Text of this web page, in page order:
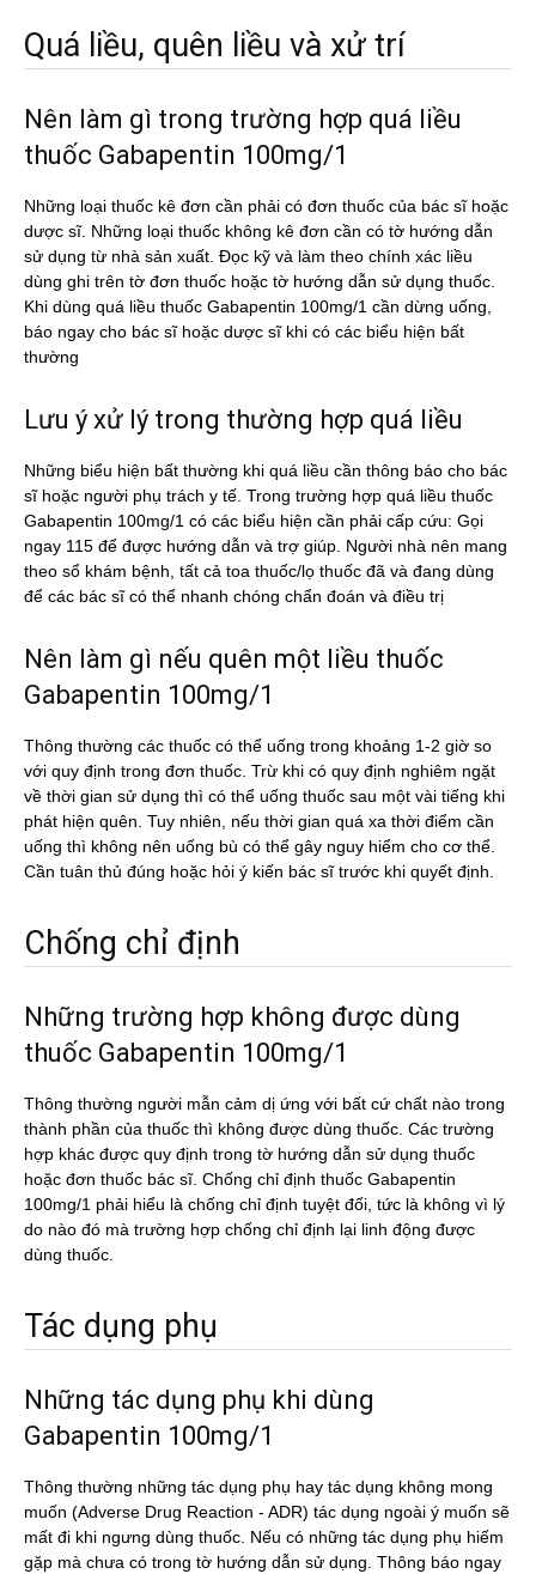
Quá liều, quên liều và xử trí
Nên làm gì trong trường hợp quá liều
thuốc Gabapentin 100mg/1
Những loại thuốc kê đơn cần phải có đơn thuốc của bác sĩ hoặc
dược sĩ. Những loại thuốc không kê đơn cần có tờ hướng dẫn
sử dụng từ nhà sản xuất. Đọc kỹ và làm theo chính xác liều
dùng ghi trên tờ đơn thuốc hoặc tờ hướng dẫn sử dụng thuốc.
Khi dùng quá liều thuốc Gabapentin 100mg/1 cần dừng uống,
báo ngay cho bác sĩ hoặc dược sĩ khi có các biểu hiện bất
thường
Lưu ý xử lý trong thường hợp quá liều
Những biểu hiện bất thường khi quá liều cần thông báo cho bác
sĩ hoặc người phụ trách y tế. Trong trường hợp quá liều thuốc
Gabapentin 100mg/1 có các biểu hiện cần phải cấp cứu: Gọi
ngay 115 để được hướng dẫn và trợ giúp. Người nhà nên mang
theo sổ khám bệnh, tất cả toa thuốc/lọ thuốc đã và đang dùng
để các bác sĩ có thể nhanh chóng chẩn đoán và điều trị
Nên làm gì nếu quên một liều thuốc
Gabapentin 100mg/1
Thông thường các thuốc có thể uống trong khoảng 1-2 giờ so
với quy định trong đơn thuốc. Trừ khi có quy định nghiêm ngặt
về thời gian sử dụng thì có thể uống thuốc sau một vài tiếng khi
phát hiện quên. Tuy nhiên, nếu thời gian quá xa thời điểm cần
uống thì không nên uống bù có thể gây nguy hiểm cho cơ thể.
Cần tuân thủ đúng hoặc hỏi ý kiến bác sĩ trước khi quyết định.
Chống chỉ định
Những trường hợp không được dùng
thuốc Gabapentin 100mg/1
Thông thường người mẫn cảm dị ứng với bất cứ chất nào trong
thành phần của thuốc thì không được dùng thuốc. Các trường
hợp khác được quy định trong tờ hướng dẫn sử dụng thuốc
hoặc đơn thuốc bác sĩ. Chống chỉ định thuốc Gabapentin
100mg/1 phải hiểu là chống chỉ định tuyệt đối, tức là không vì lý
do nào đó mà trường hợp chống chỉ định lại linh động được
dùng thuốc.
Tác dụng phụ
Những tác dụng phụ khi dùng
Gabapentin 100mg/1
Thông thường những tác dụng phụ hay tác dụng không mong
muốn (Adverse Drug Reaction - ADR) tác dụng ngoài ý muốn sẽ
mất đi khi ngưng dùng thuốc. Nếu có những tác dụng phụ hiếm
gặp mà chưa có trong tờ hướng dẫn sử dụng. Thông báo ngay